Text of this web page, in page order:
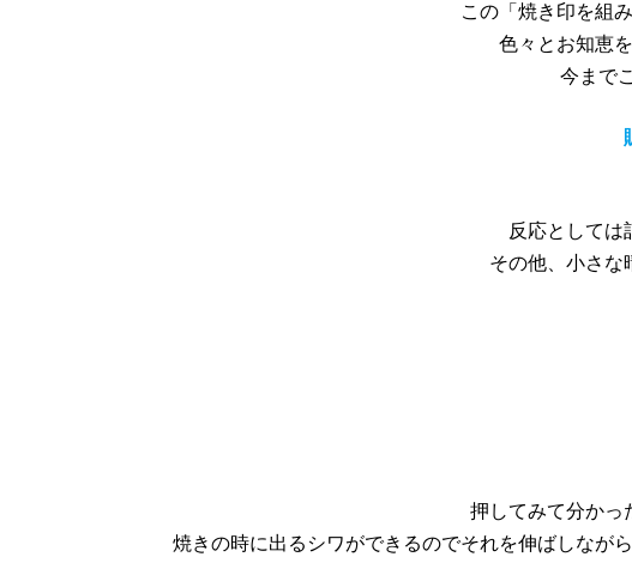
この「焼き印を組
色々とお知恵
今まで
反応としては
その他、小さな
押してみて分かっ
焼きの時に出るシワができるのでそれを伸ばしなが